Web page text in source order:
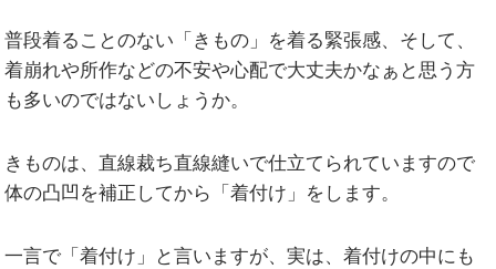
普段着ることのない「きもの」を着る緊張感、そして、
着崩れや所作などの不安や心配で大丈夫かなぁと思う方
も多いのではないしょうか。
きものは、直線裁ち直線縫いで仕立てられていますので
体の凸凹を補正してから「着付け」をします。
一言で「着付け」と言いますが、実は、着付けの中にも